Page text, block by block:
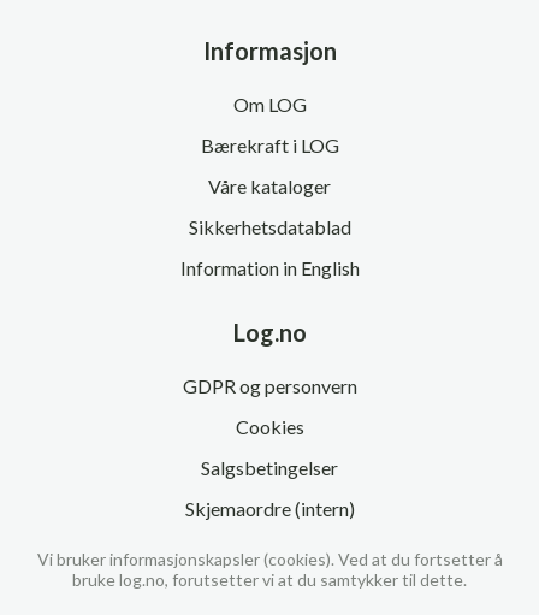
Informasjon
Om LOG
Bærekraft i LOG
Våre kataloger
Sikkerhetsdatablad
Information in English
Log.no
GDPR og personvern
Cookies
Salgsbetingelser
Skjemaordre (intern)
Vi bruker informasjonskapsler (cookies). Ved at du fortsetter å
bruke log.no, forutsetter vi at du samtykker til dette.